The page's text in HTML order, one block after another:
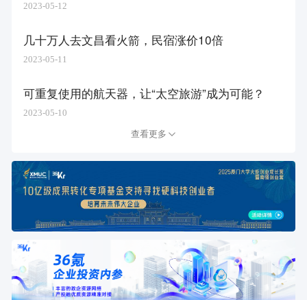
2023-05-12
几十万人去文昌看火箭，民宿涨价10倍
2023-05-11
可重复使用的航天器，让“太空旅游”成为可能？
2023-05-10
查看更多